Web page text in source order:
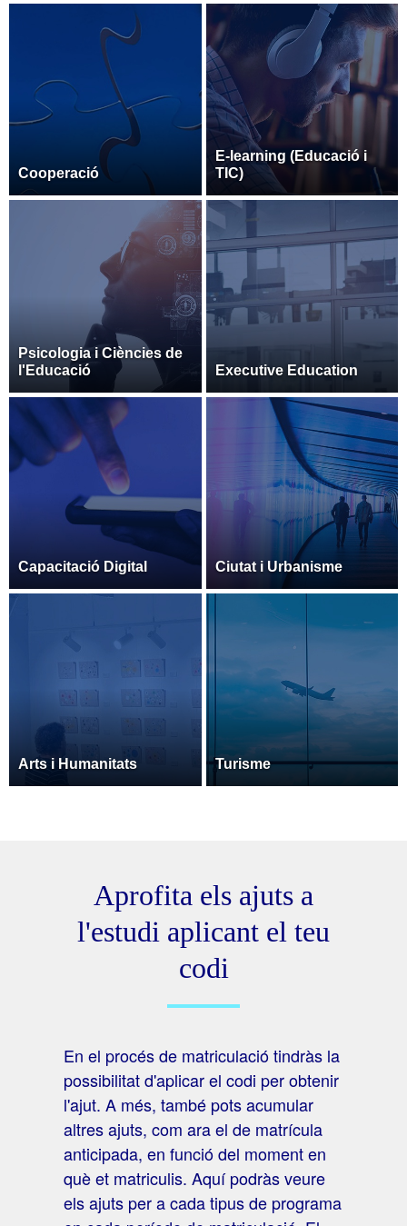
Cooperació
E-learning (Educació i
TIC)
Psicologia i Ciències de
l'Educació
Executive Education
Capacitació Digital Ciutat i Urbanisme
Arts i Humanitats Turisme
Aprofita els ajuts a
l'estudi aplicant el teu
codi
En el procés de matriculació tindràs la
possibilitat d'aplicar el codi per obtenir
l'ajut. A més, també pots acumular
altres ajuts, com ara el de matrícula
anticipada, en funció del moment en
què et matriculis. Aquí podràs veure
els ajuts per a cada tipus de programa